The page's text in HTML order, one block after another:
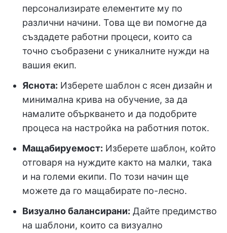
персонализирате елементите му по
различни начини. Това ще ви помогне да
създадете работни процеси, които са
точно съобразени с уникалните нужди на
вашия екип.
Яснота: Изберете шаблон с ясен дизайн и
минимална крива на обучение, за да
намалите объркването и да подобрите
процеса на настройка на работния поток.
Мащабируемост: Изберете шаблон, който
отговаря на нуждите както на малки, така
и на големи екипи. По този начин ще
можете да го мащабирате по-лесно.
Визуално балансирани: Дайте предимство
на шаблони, които са визуално